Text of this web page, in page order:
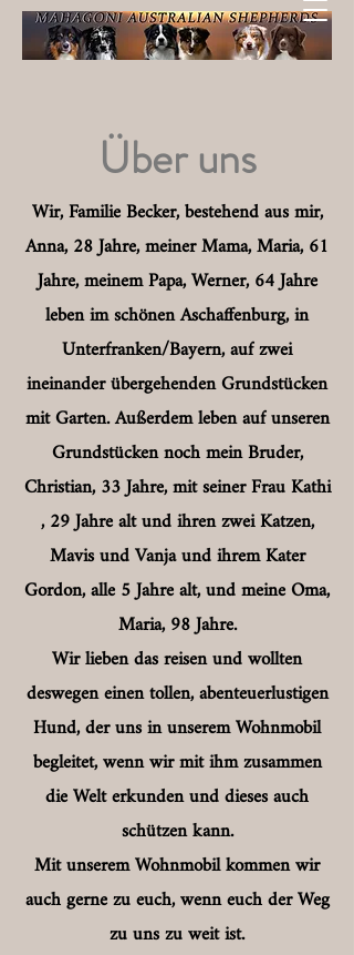
Über uns
Wir, Familie Becker, bestehend aus mir,
Anna, 28 Jahre, meiner Mama, Maria, 61
Jahre, meinem Papa, Werner, 64 Jahre
leben im schönen Aschaffenburg, in
Unterfranken/Bayern, auf zwei
ineinander übergehenden Grundstücken
mit Garten. Außerdem leben auf unseren
Grundstücken noch mein Bruder,
Christian, 33 Jahre, mit seiner Frau Kathi
, 29 Jahre alt und ihren zwei Katzen,
Mavis und Vanja und ihrem Kater
Gordon, alle 5 Jahre alt, und meine Oma,
Maria, 98 Jahre.
Wir lieben das reisen und wollten
deswegen einen tollen, abenteuerlustigen
Hund, der uns in unserem Wohnmobil
begleitet, wenn wir mit ihm zusammen
die Welt erkunden und dieses auch
schützen kann.
Mit unserem Wohnmobil kommen wir
auch gerne zu euch, wenn euch der Weg
zu uns zu weit ist.